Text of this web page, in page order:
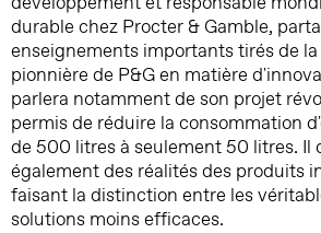
durable chez Procter & Gamble,
enseignements importants tirés de
pionnière de P&G en matière
parlera notamment de son projet
permis de réduire la consommation
de 500 litres à seulement 50 litres. Il
également des réalités des produits
faisant la distinction entre les
solutions moins efficaces.